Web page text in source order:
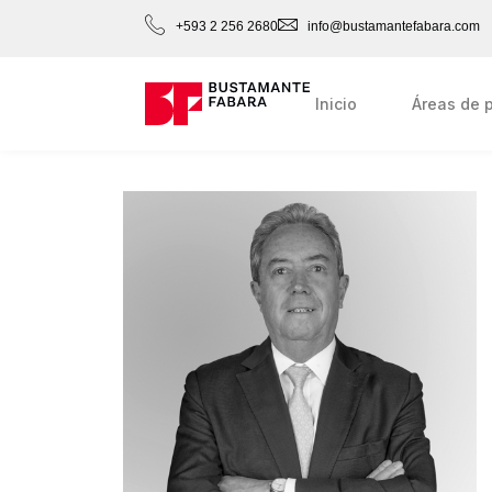
+593 2 256 2680 info@bustamantefabara.com
Inicio Áreas de